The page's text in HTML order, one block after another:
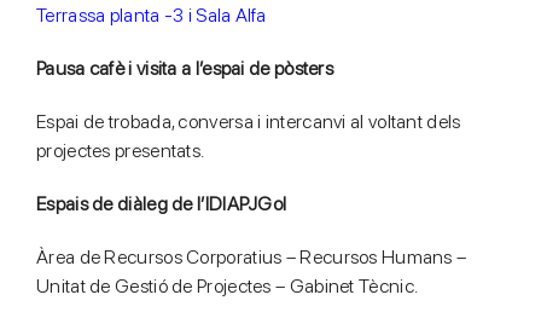
Terrassa planta -3 i Sala Alfa
Pausa cafè i visita a l’espai de pòsters
Espai de trobada, conversa i intercanvi al voltant dels
projectes presentats.
Espais de diàleg de l’IDIAPJGol
Àrea de Recursos Corporatius – Recursos Humans –
Unitat de Gestió de Projectes – Gabinet Tècnic.